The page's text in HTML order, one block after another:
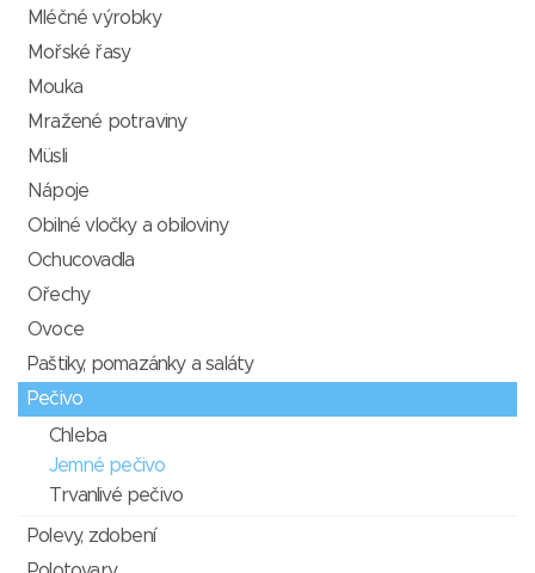
Mléčné výrobky
Mořské řasy
Mouka
Mražené potraviny
Müsli
Nápoje
Obilné vločky a obiloviny
Ochucovadla
Ořechy
Ovoce
Paštiky, pomazánky a saláty
Pečivo
Chleba
Jemné pečivo
Trvanlivé pečivo
Polevy, zdobení